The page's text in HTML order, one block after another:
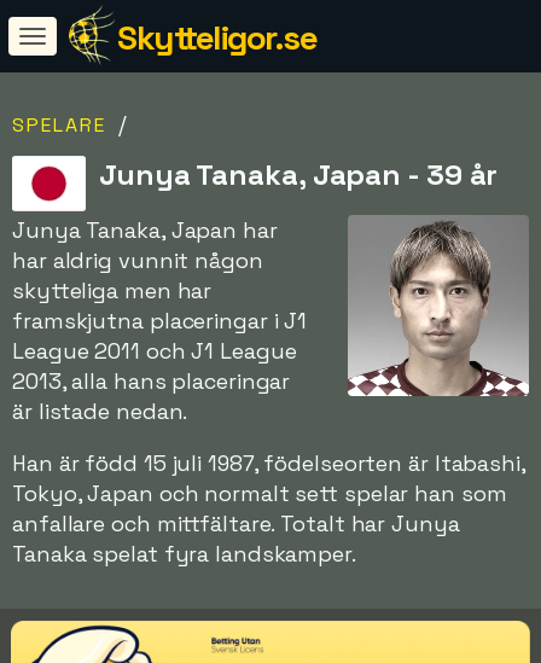
Skytteligor.se
SPELARE /
Junya Tanaka, Japan - 39 år
Junya Tanaka, Japan har
har aldrig vunnit någon
skytteliga men har
framskjutna placeringar i J1
League 2011 och J1 League
2013, alla hans placeringar
är listade nedan.
Han är född 15 juli 1987, födelseorten är Itabashi,
Tokyo, Japan och normalt sett spelar han som
anfallare och mittfältare. Totalt har Junya
Tanaka spelat fyra landskamper.